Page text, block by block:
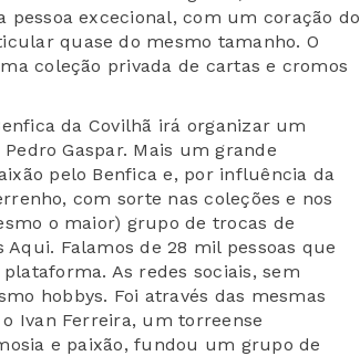
pessoa excecional, com um coração do
quase do mesmo tamanho. O
coleção privada de cartas e cromos
da Covilhã irá organizar um
Gaspar. Mais um grande
pelo Benfica e, por influência da
com sorte nas coleções e nos
o maior) grupo de trocas de
Falamos de 28 mil pessoas que
As redes sociais, sem
hobbys. Foi através das mesmas
Ivan Ferreira, um torreense
e paixão, fundou um grupo de